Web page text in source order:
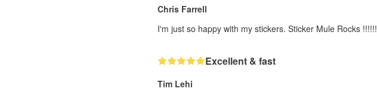
Chris Farrell
I'm just so happy with my stickers. Sticker Mule Rocks !!!!!!
Excellent & fast
Tim Lehi